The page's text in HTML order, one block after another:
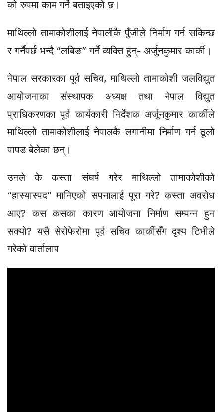
को रुपमा काम गर्ने बताइएको छ।
माथिल्लो तामाकोशीलाई नेपालीकै पुँजीले निर्माण गर्न सकिन्छ
र गर्नैपर्छ भन्दै “लबिङ” गर्ने व्यक्ति हुन्- अर्जुनकुमार कार्की।
नेपाल सरकारका पूर्व सचिव, माथिल्लो तामाकोशी जलविद्युत
आयोजनाका संस्थापक अध्यक्ष तथा नेपाल विद्युत
प्राधिकरणका पूर्व कार्यकारी निर्देशक अर्जुनकुमार कार्कीले
माथिल्लो तामाकोशीलाई नेपालकै लगानीमा निर्माण गर्न ठूलो
पापड बेलेका छन्।
उनले के कस्ता संघर्ष गरेर माथिल्लो तामाकोशीको
“हास्यास्पद” मानिएको सपनालाई पूरा गरे? कस्ता अवरोध
आए? कस कसका कारण आयोजना निर्माण सम्पन्न हुन
सक्यो? यसै सेरोफेरोमा पूर्व सचिव कार्कीसँग दृश्य टिभीले
गरेको वार्तालाप